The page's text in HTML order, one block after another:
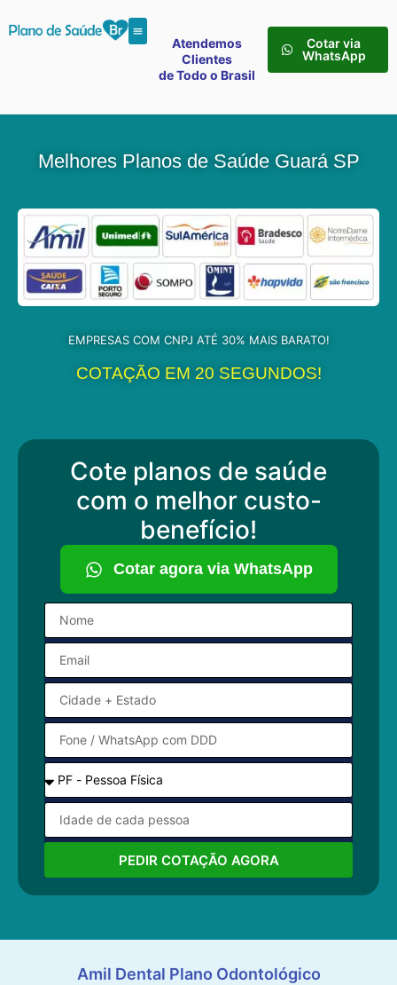
Atendemos
Clientes
de Todo o Brasil
Cotar via
WhatsApp
Melhores Planos de Saúde Guará SP
EMPRESAS COM CNPJ ATÉ 30% MAIS BARATO!
COTAÇÃO EM 20 SEGUNDOS!
Cote planos de saúde
com o melhor custo-
benefício!
Cotar agora via WhatsApp
PEDIR COTAÇÃO AGORA
Amil Dental Plano Odontológico